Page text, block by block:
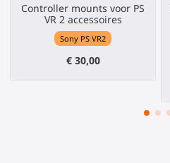
Controller mounts voor PS
VR 2 accessoires
Sony PS VR2
€ 30,00